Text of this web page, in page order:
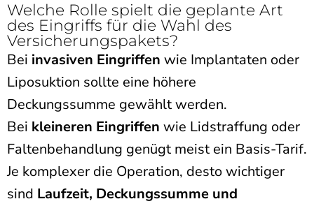
Welche Rolle spielt die geplante Art
des Eingriffs für die Wahl des
Versicherungspakets?
Bei invasiven Eingriffen wie Implantaten oder
Liposuktion sollte eine höhere
Deckungssumme gewählt werden.
Bei kleineren Eingriffen wie Lidstraffung oder
Faltenbehandlung genügt meist ein Basis-Tarif.
Je komplexer die Operation, desto wichtiger
sind Laufzeit, Deckungssumme und